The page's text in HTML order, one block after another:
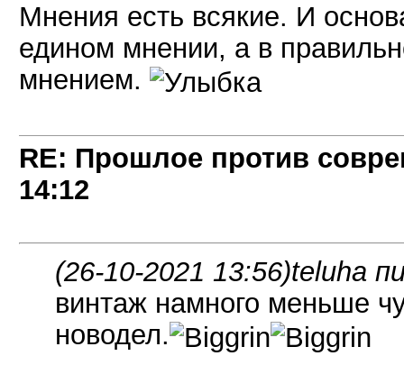
Мнения есть всякие. И
едином мнении, а в
мнением.
RE: Прошлое против
14:12
(26-10-2021 13:56)teluha
винтаж намного меньше
новодел.